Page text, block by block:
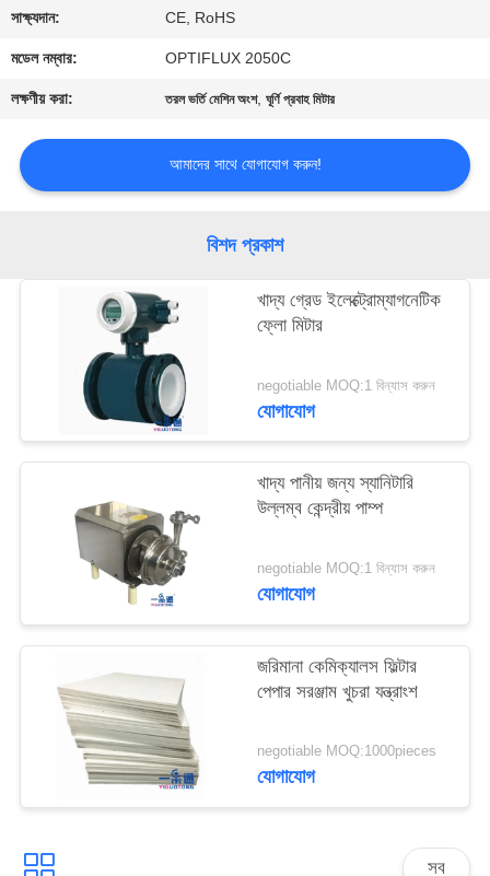
মান
নিয়ন্ত্রণ
যোগাযোগ
করুন
ম্যাপ
PRIVACY
POLICY
সাক্ষ্যদান: CE, RoHS
মডেল নম্বার: OPTIFLUX 2050C
লক্ষণীয় করা: তরল ভর্তি মেশিন অংশ,ঘূর্ণি প্রবাহ মিটার
আমাদের সাথে যোগাযোগ করুন!
বিশদ প্রকাশ
খাদ্য গ্রেড ইলেক্ট্রোম্যাগনেটিক
ফ্লো মিটার
negotiable MOQ:1 বিন্যাস করুন
যোগাযোগ
খাদ্য পানীয় জন্য স্যানিটারি
উল্লম্ব কেন্দ্রীয় পাম্প
negotiable MOQ:1 বিন্যাস করুন
যোগাযোগ
জরিমানা কেমিক্যালস ফিল্টার
পেপার সরঞ্জাম খুচরা যন্ত্রাংশ
negotiable MOQ:1000pieces
যোগাযোগ
সব